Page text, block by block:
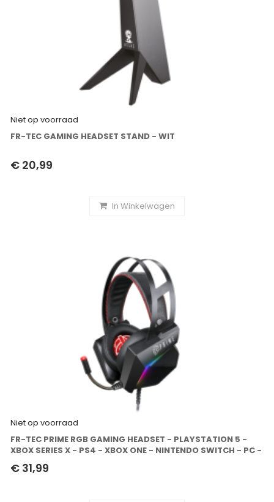
Niet op voorraad
FR-TEC GAMING HEADSET STAND - WIT
€ 20,99
In Winkelwagen
Niet op voorraad
FR-TEC PRIME RGB GAMING HEADSET - PLAYSTATION 5 -
XBOX SERIES X - PS4 - XBOX ONE - NINTENDO SWITCH - PC -
SWITCH OLED
€ 31,99